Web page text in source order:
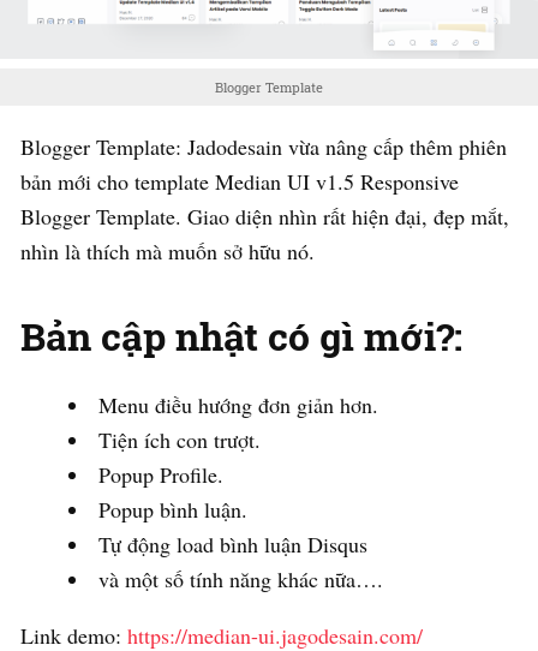
Blogger Template
Blogger Template: Jadodesain vừa nâng cấp thêm phiên
bản mới cho template Median UI v1.5 Responsive
Blogger Template. Giao diện nhìn rất hiện đại, đẹp mắt,
nhìn là thích mà muốn sở hữu nó.
Bản cập nhật có gì mới?:
Menu điều hướng đơn giản hơn.
Tiện ích con trượt.
Popup Profile.
Popup bình luận.
Tự động load bình luận Disqus
và một số tính năng khác nữa….
Link demo: https://median-ui.jagodesain.com/